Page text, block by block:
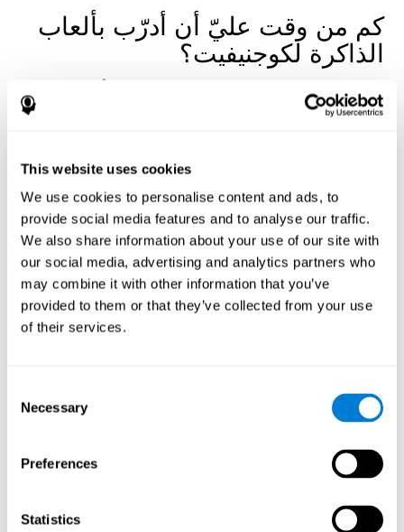
This website uses cookies
We use cookies to personalise content and ads, to
provide social media features and to analyse our traffic.
We also share information about your use of our site with
our social media, advertising and analytics partners who
may combine it with other information that you’ve
provided to them or that they’ve collected from your use
of their services.
Selection
Necessary
Preferences
Statistics
كم من وقت عليّ أن أدرّب بألعاب
الذاكرة لكوجنيفيت؟
ننصحك أن تدرّب
الدماغي ومهمة التقييم المعرفي تلقائيا. هكذا نستطيع أن ندرّب
ألعاب الذاكرة: ما هي التمارين
لتدريب الذاكرة لكوجنيفيت؟
يتألف تدريب الذاكرة لكوجنيفيت من ألعاب مختلفة على الإنترنت.
يرتكز بعضها على مطالب كثيرة من جهاز الذاكرة، ويرتكز الألعاب
ذاكرتنا أنواع المعلومات مختلفة. ننشّط بهذا اللعب الأنماط العصبية
المسؤولة عنن القدرة على حفظ الذكريات. يساعد تحسّن هذه
تذكّر المكان حيث كان مفتاح البيت.
الاتيرليليس